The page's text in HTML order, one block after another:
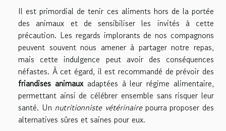
Il est primordial de tenir ces aliments hors de la portée
des animaux et de sensibiliser les invités à cette
précaution. Les regards implorants de nos compagnons
peuvent souvent nous amener à partager notre repas,
mais cette indulgence peut avoir des conséquences
néfastes. À cet égard, il est recommandé de prévoir des
friandises animauxadaptées à leur régime alimentaire,
permettant ainsi de célébrer ensemble sans risquer leur
santé. Un nutritionniste vétérinairepourra proposer des
alternatives sûres et saines pour eux.